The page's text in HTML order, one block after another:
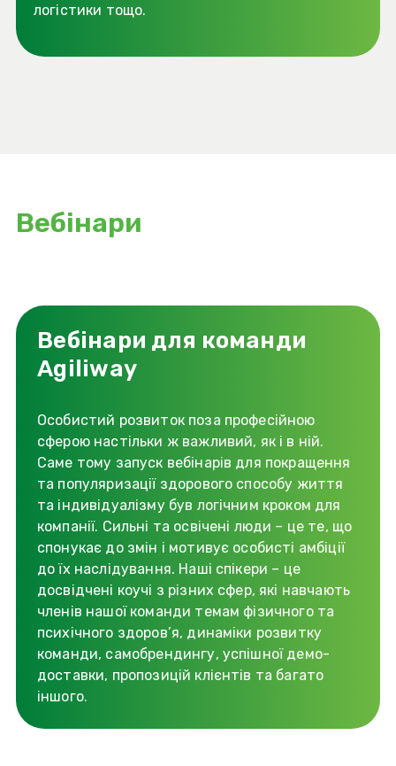
логістики тощо.
Вебінари
Вебінари для команди
Agiliway
Особистий розвиток поза професійною
сферою настільки ж важливий, як і в ній.
Саме тому запуск вебінарів для покращення
та популяризації здорового способу життя
та індивідуалізму був логічним кроком для
компанії. Сильні та освічені люди – це те, що
спонукає до змін і мотивує особисті амбіції
до їх наслідування. Наші спікери – це
досвідчені коучі з різних сфер, які навчають
членів нашої команди темам фізичного та
психічного здоров’я, динаміки розвитку
команди, самобрендингу, успішної демо-
доставки, пропозицій клієнтів та багато
іншого.